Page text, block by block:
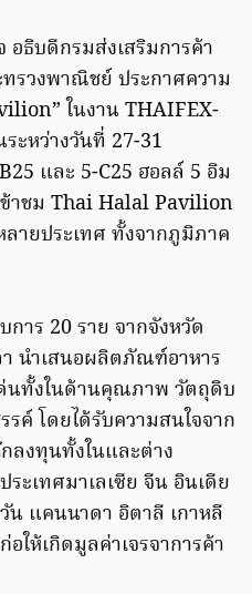
ธิบดีกรมส่งเสริมการค้า
ทรวงพาณิชย์ ประกาศความ
ในงาน THAIFEX-
ะหว่างวันที่ 27-31
และ 5-C25 ฮอลล์ 5 อิม
าชม Thai Halal Pavilion
ายประเทศ ทั้งจากภูมิภาค
าร 20 ราย จากจังหวัด
นำเสนอผลิตภัณฑ์อาหาร
นทั้งในด้านคุณภาพ วัตถุดิบ
ค์ โดยได้รับความสนใจจาก
ลงทุนทั้งในและต่าง
ระเทศมาเลเซีย จีน อินเดีย
น แคนนาดา อิตาลี เกาหลี
ให้เกิดมูลค่าเจรจาการค้า